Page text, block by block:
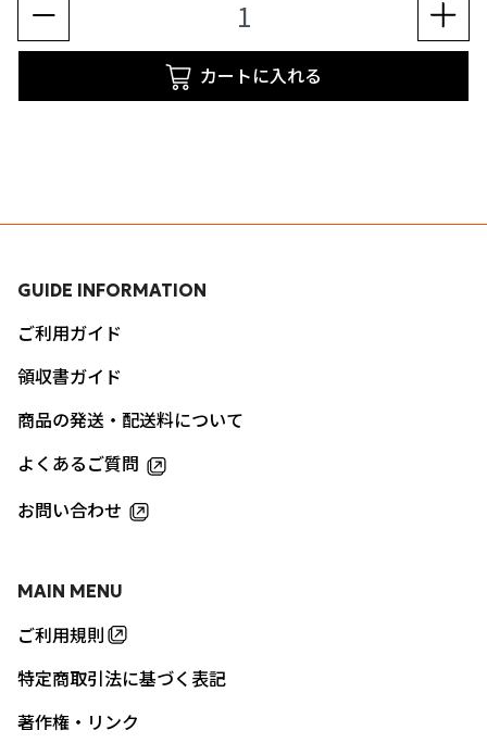
カートに入れる
MAIN MENU
ご利用規則
特定商取引法に基づく表記
著作権・リンク
GUIDE INFORMATION
ご利用ガイド
領収書ガイド
商品の発送・配送料について
よくあるご質問
お問い合わせ